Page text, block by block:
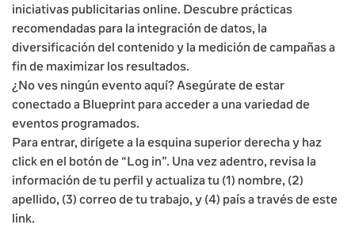
iniciativas publicitarias online. Descubre prácticas
recomendadas para la integración de datos, la
diversificación del contenido y la medición de campañas a
fin de maximizar los resultados.
¿No ves ningún evento aquí? Asegúrate de estar
conectado a Blueprint para acceder a una variedad de
eventos programados.
Para entrar, dirígete a la esquina superior derecha y haz
click en el botón de “Log in”. Una vez adentro, revisa la
información de tu perfil y actualiza tu (1) nombre, (2)
apellido, (3) correo de tu trabajo, y (4) país a través de este
link.